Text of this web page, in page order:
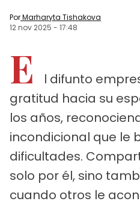
PorMarharyta Tishakova
12 nov 2025 - 17:48
E
l difunto
gratitud hacia su
los años,
incondicional que le
dificultades.
solo por él, sino
cuando otros le